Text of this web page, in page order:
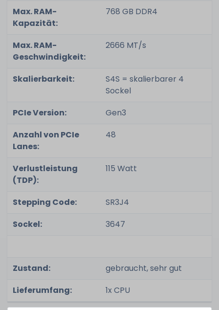
Max. RAM-
Kapazität:
768 GB DDR4
Max. RAM-
Geschwindigkeit:
2666 MT/s
Skalierbarkeit:
S4S = skalierbarer 4
Sockel
PCIe Version:
Gen3
Anzahl von PCIe
Lanes:
48
Verlustleistung
(TDP):
115 Watt
Stepping Code:
SR3J4
Sockel:
3647
Zustand:
gebraucht, sehr gut
Lieferumfang:
1x CPU